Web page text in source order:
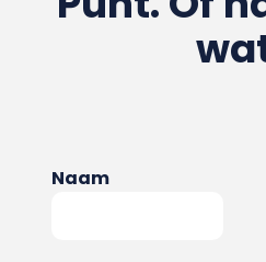
Naam